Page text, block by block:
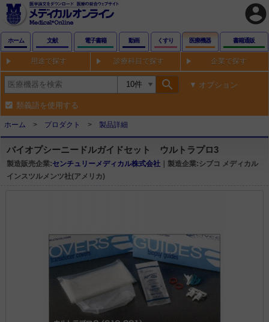
account_circle
ホーム 文献 電子書籍 動画 くすり 医療機器 書籍通販
用途で探す 診療科目で探す 企業で探す
search オプション
類義語を使用する
ホーム プロダクト 製品詳細
バイオプシーニードルガイドセット ウルトラプロ3
製造販売企業:センチュリーメディカル株式会社 ｜製造企業:シブコ メディカル
インスツルメンツ社(アメリカ)